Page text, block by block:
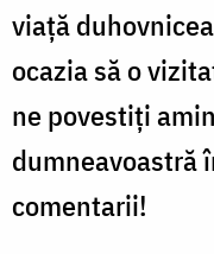
viață
ocazia să o
ne povestiți
dumneavoastră
comentarii!